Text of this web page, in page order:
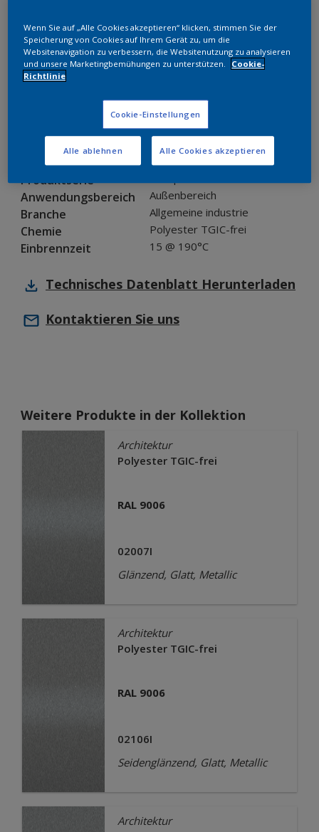
Produkteigenschaften
Produktcode
Verpackungseinheit 25 kg
RAL
Glänzend
Struktur Grobstruktur
Produktserie
Anwendungsbereich Außenbereich
Branche Allgemeine industrie
Chemie Polyester TGIC-frei
Einbrennzeit 15 @ 190°C
Technisches Datenblatt Herunterladen
Kontaktieren Sie uns
Weitere Produkte in der Kollektion
Architektur
Polyester TGIC-frei
RAL 9006
02007I
Glänzend, Glatt, Metallic
Architektur
Polyester TGIC-frei
RAL 9006
02106I
Seidenglänzend, Glatt, Metallic
Architektur
Wenn Sie auf „Alle Cookies akzeptieren“ klicken, stimmen Sie der
Speicherung von Cookies auf Ihrem Gerät zu, um die
Websitenavigation zu verbessern, die Websitenutzung zu analysieren
und unsere Marketingbemühungen zu unterstützen.
Cookie-
Richtlinie
Cookie-Einstellungen
Alle ablehnen Alle Cookies akzeptieren